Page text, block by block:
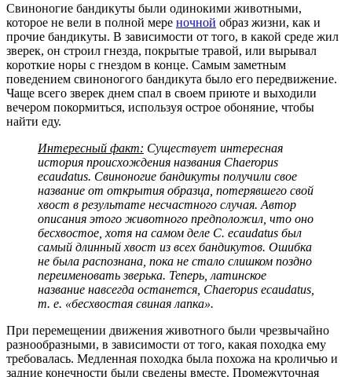
Свиноногие бандикуты были одинокими животными,
которое не вели в полной мере ночной образ жизни, как и
прочие бандикуты. В зависимости от того, в какой среде жил
зверек, он строил гнезда, покрытые травой, или вырывал
короткие норы с гнездом в конце. Самым заметным
поведением свиноногого бандикута было его передвижение.
Чаще всего зверек днем ​​спал в своем приюте и выходили
вечером покормиться, используя острое обоняние, чтобы
найти еду.
Интересный факт: Существует интересная
история происхождения названия Chaeropus
ecaudatus. Свиноногие бандикуты получили свое
название от открытия образца, потерявшего свой
хвост в результате несчастного случая. Автор
описания этого животного предположил, что оно
бесхвостое, хотя на самом деле C. ecaudatus был
самый длинный хвост из всех бандикутов. Ошибка
не была распознана, пока не стало слишком поздно
переименовать зверька. Теперь, латинское
название навсегда останется, Chaeropus ecaudatus,
т. е. «бесхвостая свиная лапка».
При перемещении движения животного были чрезвычайно
разнообразными, в зависимости от того, какая походка ему
требовалась. Медленная походка была похожа на кроличью и
задние конечности были сведены вместе. Промежуточная